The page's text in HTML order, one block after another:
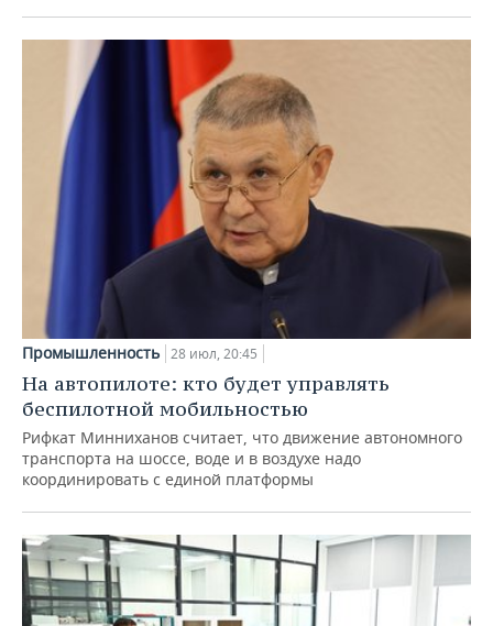
Промышленность 28 июл, 20:45
На автопилоте: кто будет управлять
беспилотной мобильностью
Рифкат Минниханов считает, что движение автономного
транспорта на шоссе, воде и в воздухе надо
координировать с единой платформы